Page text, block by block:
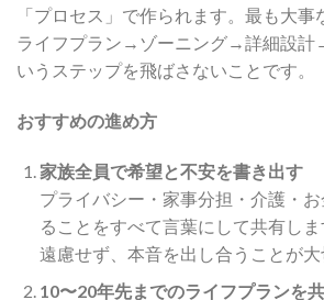
「プロセス」で作られます。最も大
ライフプラン→ゾーニング→詳細設計
いうステップを飛ばさないことです。
おすすめの進め方
家族全員で希望と不安を書き出す
プライバシー・家事分担・介護・
ることをすべて言葉にして共有し
遠慮せず、本音を出し合うことが大
10〜20年先までのライフプランを